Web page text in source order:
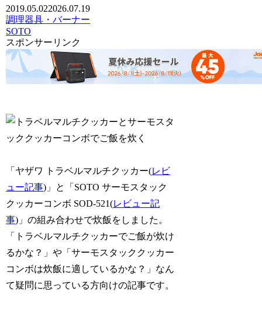
2019.05.022026.07.19
調理器具・バーナー
SOTO
スポンサーリンク
「ヤザワ トラベルマルチクッカー(レビ
ュー記事)」と「SOTO サーモスタック
クッカーコンボ SOD-521(レビュー記
事)」の組み合わせで炊飯をしました。
「トラベルマルチクッカーでご飯が炊け
るかな？」や「サーモスタッククッカー
コンボは炊飯に適しているかな？」なん
て疑問に思っている方向けの記事です。